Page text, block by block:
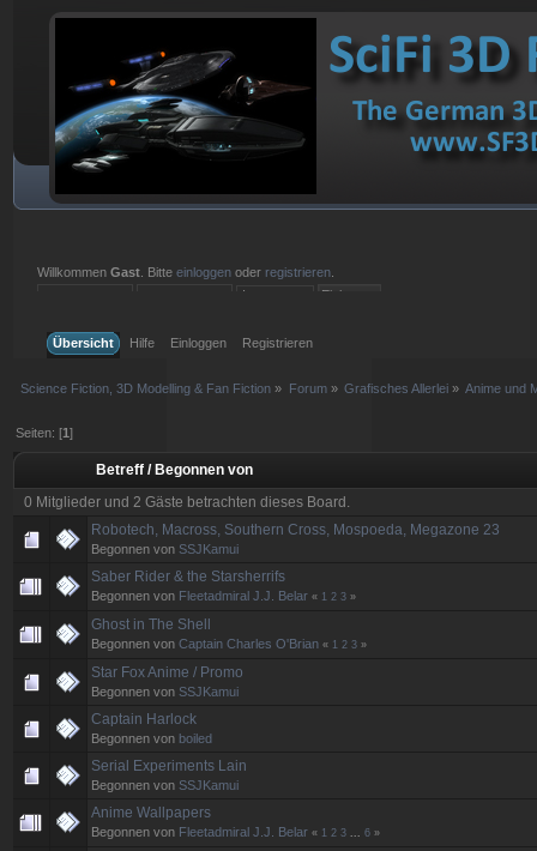
WillkommenGast . Bitteeinloggen oder registrieren
Übersicht
Hilfe Einloggen Registrieren
Science Fiction, 3D Modelling & Fan Fiction » Forum» Grafisches Allerlei » Anime und
Seiten: [1]
Betreff / Begonnen von
0 Mitglieder und 2 Gäste betrachten dieses Board.
Robotech, Macross, Southern Cross, Mospoeda, Megazone 23
Begonnen vonSSJKamui
Saber Rider & the Starsherrifs
Begonnen von Fleetadmiral J.J. Belar « 1 2 3 »
Ghost in The Shell
Begonnen vonCaptain Charles O'Brian « 1 2 3 »
Star Fox Anime / Promo
Begonnen vonSSJKamui
Captain Harlock
Begonnen von boiled
Serial Experiments Lain
Begonnen vonSSJKamui
Anime Wallpapers
Begonnen von Fleetadmiral J.J. Belar « 1 2 3 ...6 »